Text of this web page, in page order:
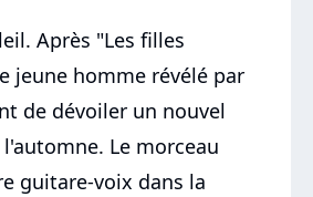
Après "Les filles
jeune homme révélé par
de dévoiler un nouvel
Le morceau
guitare-voix dans la